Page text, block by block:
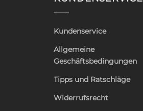
Kundenservice
Allgemeine
Geschäftsbedingungen
Tipps und Ratschläge
Widerrufsrecht